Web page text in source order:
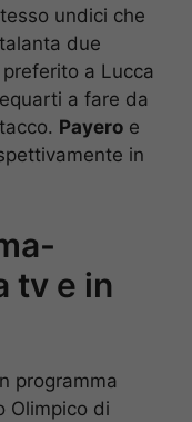
undici che
due
a Lucca
a fare da
Payero e
in
tv e in
programma
Olimpico di